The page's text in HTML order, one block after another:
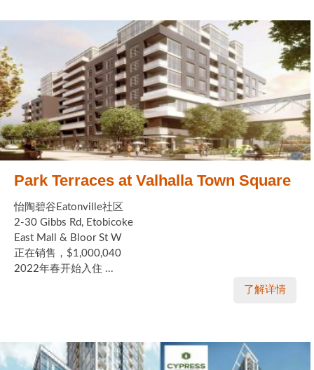
Park Terraces at Valhalla Town Square
怡陶碧谷Eatonville社区
2-30 Gibbs Rd, Etobicoke
East Mall & Bloor St W
正在销售，$1,000,040
2022年春开始入住 ...
了解详情